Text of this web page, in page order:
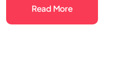
Read More